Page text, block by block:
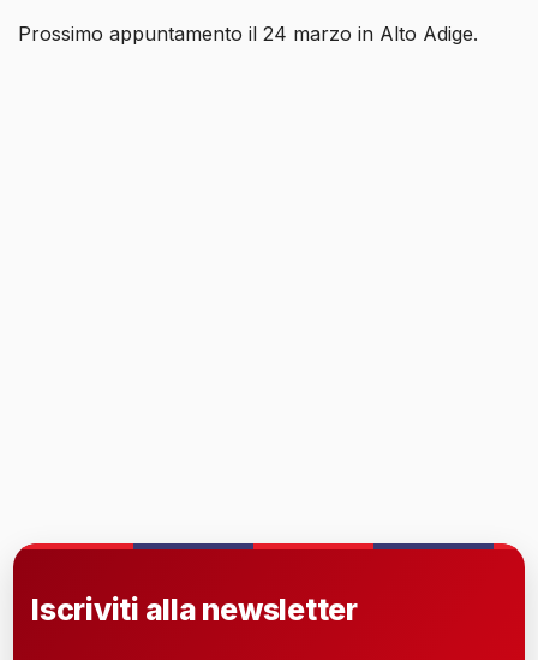
Prossimo appuntamento il 24 marzo in Alto Adige.
Iscriviti alla newsletter